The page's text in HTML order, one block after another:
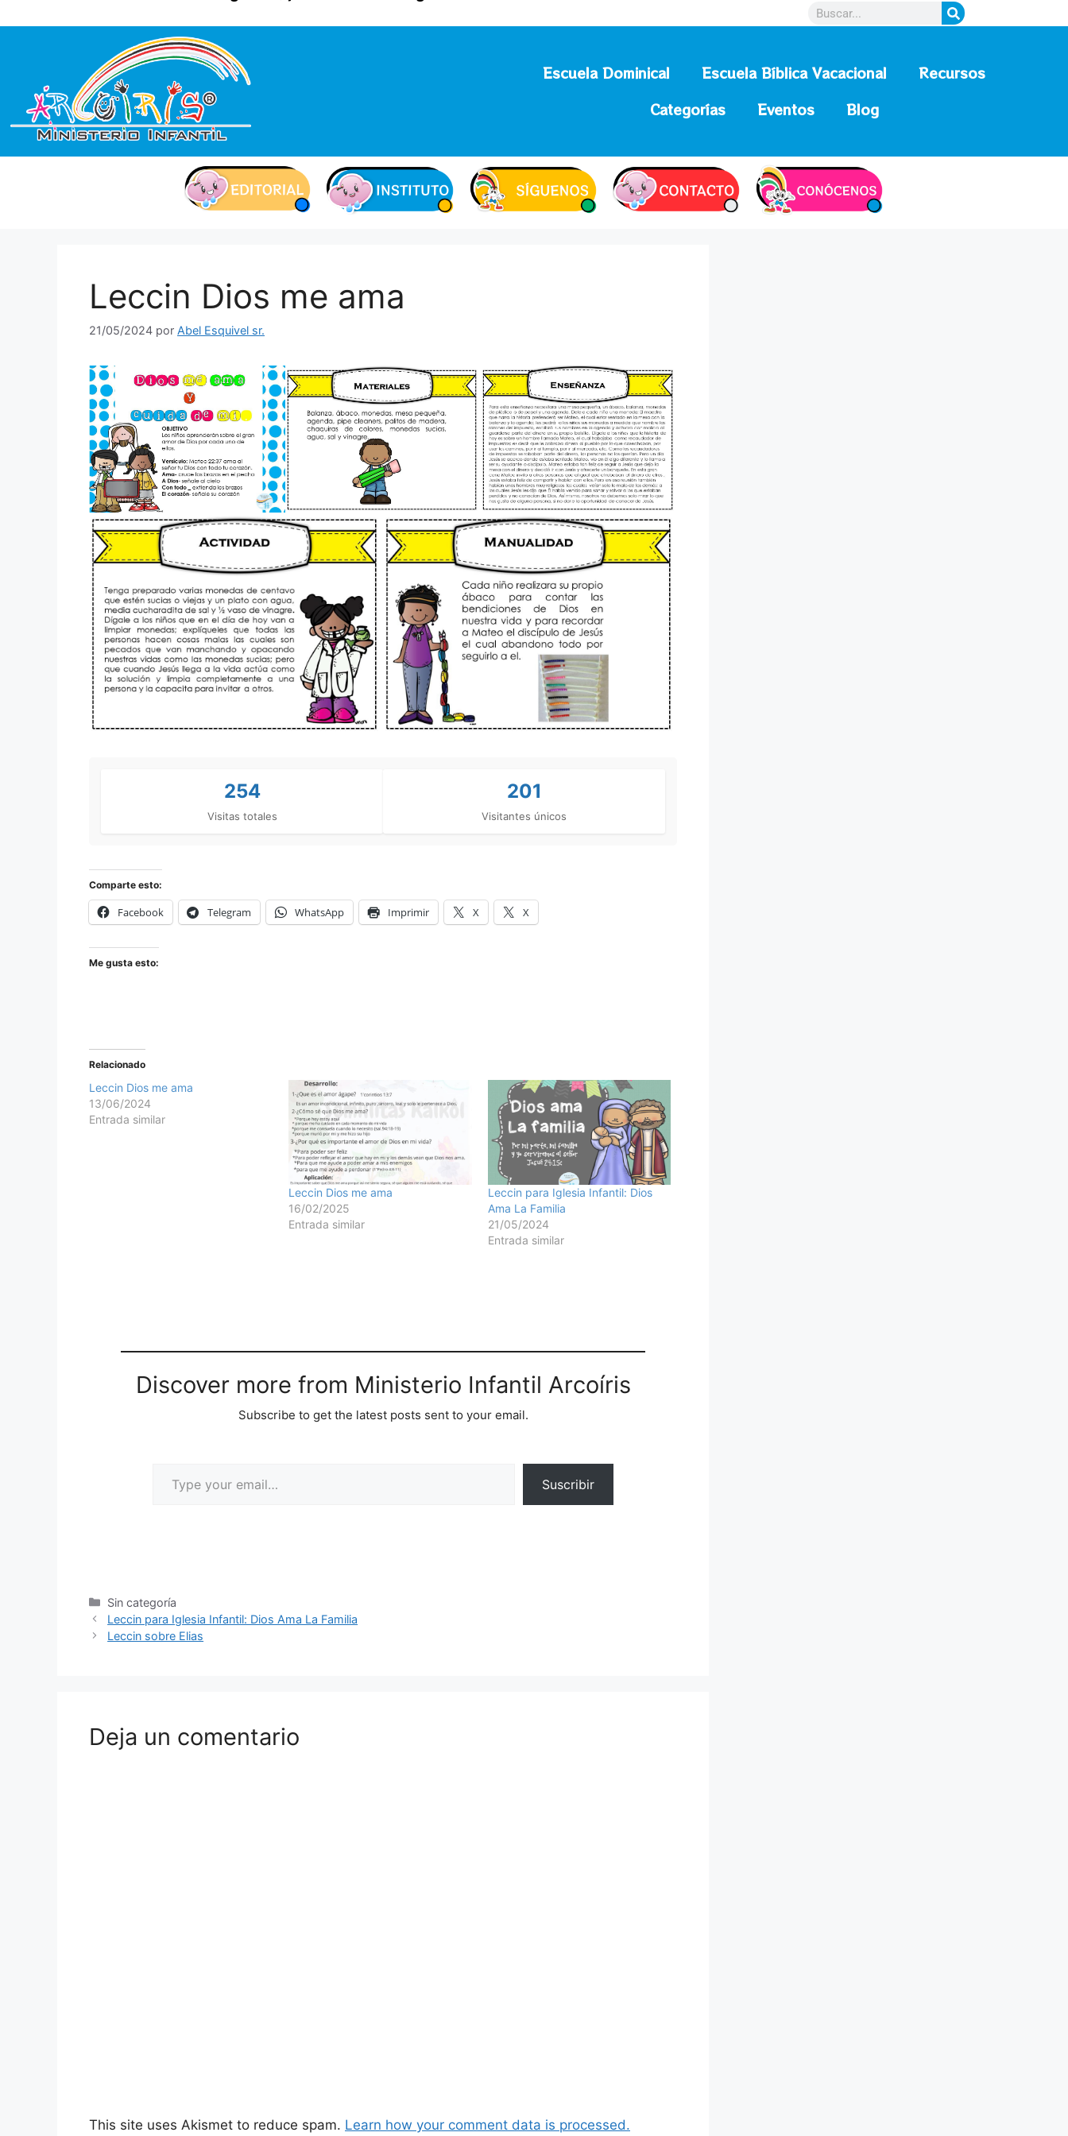
Escuela Dominical Escuela Bíblica Vacacional
Recursos
Categorías
Eventos Blog
Leccin Dios me ama
21/05/2024 por Abel Esquivel sr.
254
Visitas totales
201
Visitantes únicos
Comparte esto:
Facebook Telegram WhatsApp Imprimir X X
Me gusta esto:
Relacionado
Leccin Dios me ama
13/06/2024
Entrada similar
Leccin Dios me ama
16/02/2025
Entrada similar
Leccin para Iglesia Infantil: Dios
Ama La Familia
21/05/2024
Entrada similar
Discover more from Ministerio Infantil Arcoíris
Subscribe to get the latest posts sent to your email.
Suscribir
Sin categoría
Leccin para Iglesia Infantil: Dios Ama La Familia
Leccin sobre Elias
Deja un comentario
This site uses Akismet to reduce spam. Learn how your comment data is processed.